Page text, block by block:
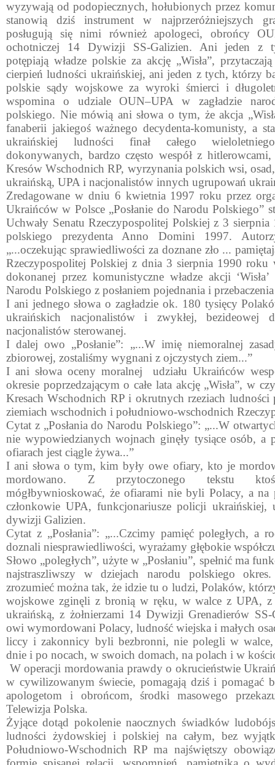
wyzywają od podopiecznych, hołubionych przez
stanowią dziś instrument w najprzeróżniejszych
posługują się nimi również apologeci, obrońcy
ochotniczej 14 Dywizji SS-Galizien. Ani jeden z
potępiają władze pol­skie za akcję „Wisła”,
cier­pień ludności ukraińskiej, ani jeden z tych, którzy
polskie sądy wojskowe za wyroki śmierci i
wspomina o udziale OUN–UPA w zagładzie
polskiego. Nie mówią ani słowa o tym, że akcja
fanaberii jakiegoś ważnego decydenta-komunisty, a
ukraińskiej ludności finał całego
dokonywanych, bardzo często wespół z
Kresów Wschodnich RP, wyrzynania pol­skich wsi,
ukraińską, UPA i na­cjonalistów innych ugrupowań
Zredagowane w dniu 6 kwietnia 1997 roku przez
Ukraińców w Polsce „Posłanie do Narodu Polskie­go”
Uchwały Senatu Rzeczypospolitej Polskiej z 3
pol­skiego prezydenta Anno Domini 1997.
„...oczekując sprawiedliwości za doznane zło ...
Rzeczypospolitej Polskiej z dnia 3 sierpnia 1990 roku
dokonanej przez ko­munistyczne władze akcji
Narodu Polskiego z posłaniem pojednania i
I ani jednego słowa o zagładzie ok. 180 tysięcy
ukraińskich nacjonalistów i zwykłej, bezideowej
nacjonalistów sterowanej.
I dalej owo „Posłanie”: „...W imię niemoralnej
zbio­rowej, zostaliśmy wygnani z ojczystych ziem...”
I ani słowa oceny moralnej udziału Ukraińców
okresie poprzedzającym o całe lata akcję „Wis­ła”, w
Kresach Wschodnich RP i ok­rutnych rzeziach ludności
ziemiach wschodnich i południowo-wschodnich
Cytat z „Posłania do Narodu Polskiego”: „...W
nie wypowiedzia­nych wojnach ginęły tysiące osób, a
ofia­rach jest ciągle żywa...”
I ani słowa o tym, kim były owe ofiary, kto je
mordowano. Z przytoczonego tekstu ktoś
mógłbywnioskować, że ofiarami nie byli Pola­cy, a na
członkowie UPA, funkcjonariu­sze policji ukraińskiej,
dywizji Galizien.
Cytat z „Posłania”: „...Czcimy pamięć poległych, a
doznali niesprawiedliwości, wyrażamy głębokie
Słowo „poległych”, użyte w „Posłaniu”, spełnić ma
najstraszliwszy w dziejach narodu pol­skiego
zrozumieć można tak, że idzie tu o ludzi, Polaków,
wojskowe zginęli z bronią w ręku, w walce z UPA, z
ukraińską, z żołnierzami 14 Dy­wizji Grenadierów SS-
owi wymordowani Polacy, ludność wiejska i małych
liccy i zakonnicy byli bezbronni, nie polegli w
dnie i po nocach, w swoich domach, na polach i w
W operacji mordowania prawdy o okrucieństwie
w cywilizowanym świecie, pomagają dziś i poma­gać
apologetom i obrońcom, środki maso­wego
Telewizja Polska.
Żyjące dotąd pokolenie naocznych świadków
ludności żydowskiej i polskiej na całym, bez
Południowo-Wschodnich RP ma naj­świętszy